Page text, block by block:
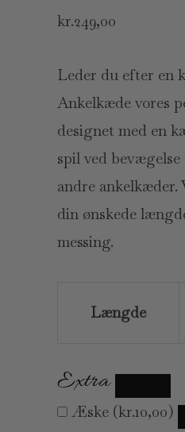
kr.249,00
Leder du efter en
Ankelkæde vores
designet med en
spil ved
andre
din ønskede
messing.
Længde
Extra
Æske (kr.10,00)